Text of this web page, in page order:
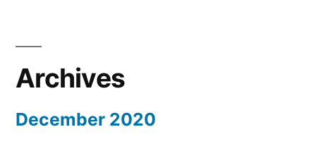
Archives
December 2020